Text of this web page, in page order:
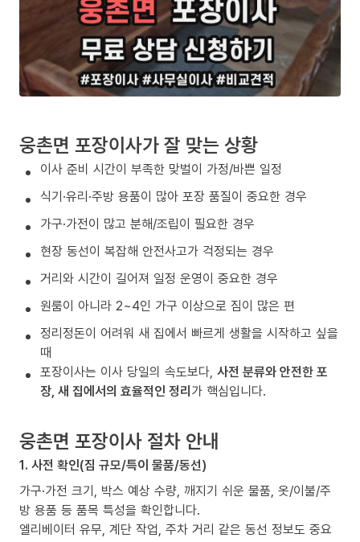
웅촌면 포장이사가 잘 맞는 상황
이사 준비 시간이 부족한 맞벌이 가정/바쁜 일정
식기·유리·주방 용품이 많아 포장 품질이 중요한 경우
가구·가전이 많고 분해/조립이 필요한 경우
현장 동선이 복잡해 안전사고가 걱정되는 경우
거리와 시간이 길어져 일정 운영이 중요한 경우
원룸이 아니라 2~4인 가구 이상으로 짐이 많은 편
정리정돈이 어려워 새 집에서 빠르게 생활을 시작하고 싶을
때
포장이사는 이사 당일의 속도보다, 사전 분류와 안전한 포
장, 새 집에서의 효율적인 정리가 핵심입니다.
웅촌면 포장이사 절차 안내
1. 사전 확인(짐 규모/특이 물품/동선)
가구·가전 크기, 박스 예상 수량, 깨지기 쉬운 물품, 옷/이불/주
방 용품 등 품목 특성을 확인합니다.
엘리베이터 유무, 계단 작업, 주차 거리 같은 동선 정보도 중요